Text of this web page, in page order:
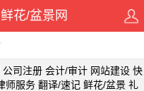
花/盆景网
公司注册 会计/审计 网站建设 快
师服务 翻译/速记 鲜花/盆景 礼